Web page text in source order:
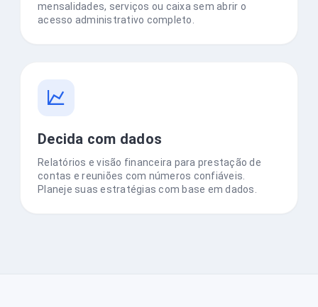
mensalidades, serviços ou caixa sem abrir o
acesso administrativo completo.
Decida com dados
Relatórios e visão financeira para prestação de
contas e reuniões com números confiáveis.
Planeje suas estratégias com base em dados.